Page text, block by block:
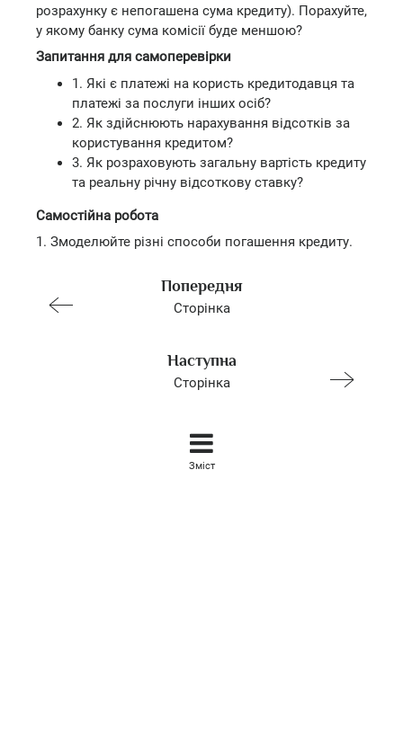
розрахунку є непогашена сума кредиту). Порахуйте,
у якому банку сума комісії буде меншою?
Запитання для самоперевірки
1. Які є платежі на користь кредитодавця та
платежі за послуги інших осіб?
2. Як здійснюють нарахування відсотків за
користування кредитом?
3. Як розраховують загальну вартість кредиту
та реальну річну відсоткову ставку?
Самостійна робота
1. Змоделюйте різні способи погашення кредиту.
Попередня
Сторінка
Наступна
Сторінка
Зміст